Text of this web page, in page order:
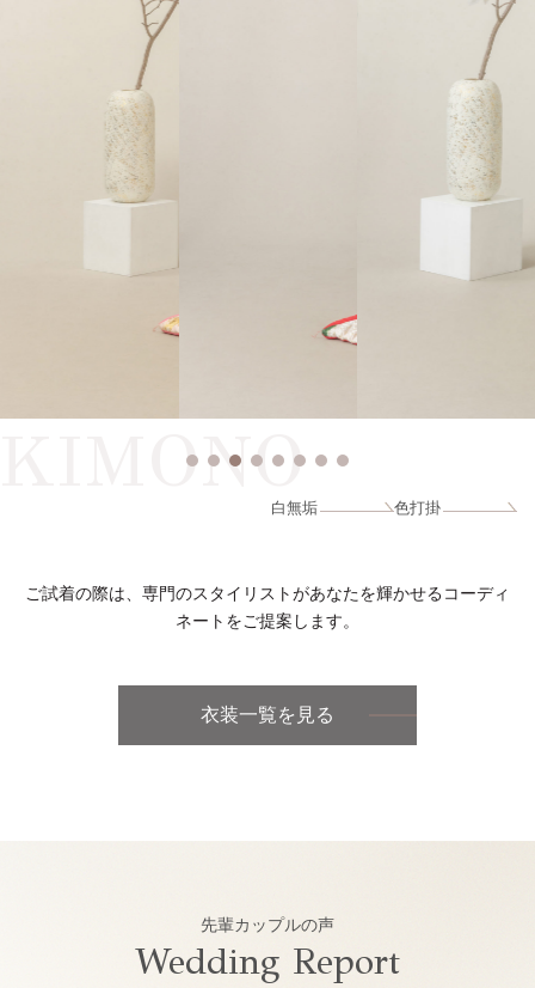
KIMONO
白無垢 色打掛
ご試着の際は、専門のスタイリストがあなたを輝かせるコーディ
ネートをご提案します。
衣装一覧を見る
先輩カップルの声
Wedding Report